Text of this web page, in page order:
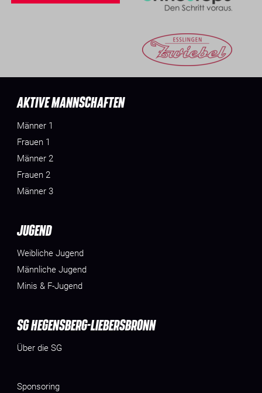
AKTIVE MANNSCHAFTEN
Männer 1
Frauen 1
Männer 2
Frauen 2
Männer 3
JUGEND
Weibliche Jugend
Männliche Jugend
Minis & F-Jugend
SG HEGENSBERG-LIEBERSBRONN
Über die SG
Sponsoring